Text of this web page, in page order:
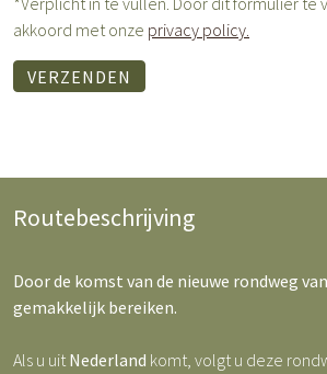
akkoord met onze privacy policy.
VERZENDEN
Routebeschrijving
Door de komst van de nieuwe rondweg
gemakkelijk bereiken.
Als u uitNederland komt, volgt u deze